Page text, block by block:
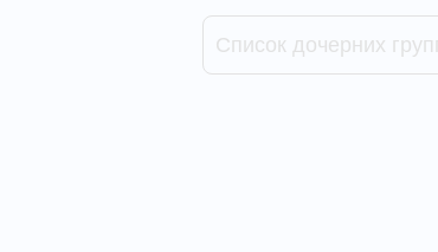
Список дочерних